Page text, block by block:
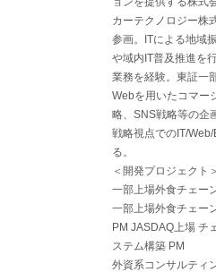
カーテクノロジー株
参画。ITによる地域
や域内IT普及推進を
業務を経験。東証一
Webを用いたコマー
略、SNS戦略等の企
戦略視点でのIT/
る。
＜開発プロジェクト＞
一部上場外食チェ
一部上場外食チェ
PM JASDAQ上場 チ
ステム構築 PM
外資系コンサルティ